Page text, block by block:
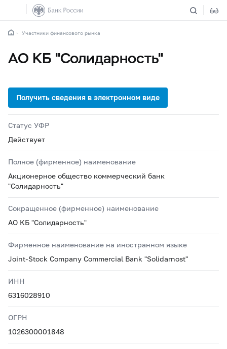
Участники финансового рынка
АО КБ "Солидарность"
Статус УФР
Действует
Полное (фирменное) наименование
Акционерное общество коммерческий банк
"Солидарность"
Сокращенное (фирменное) наименование
АО КБ "Солидарность"
Фирменное наименование на иностранном языке
Joint-Stock Company Commercial Bank "Solidarnost"
ИНН
6316028910
ОГРН
1026300001848